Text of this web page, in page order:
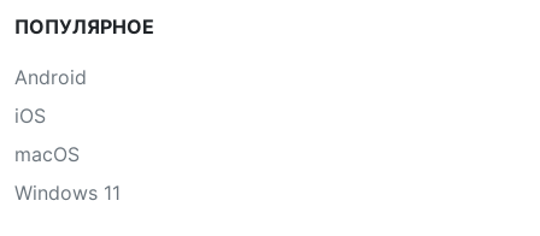
ПОПУЛЯРНОЕ
Android
iOS
macOS
Windows 11